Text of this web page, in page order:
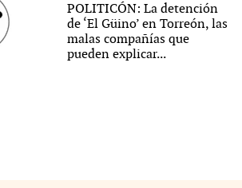
POLITICÓN: La detención
de ‘El Güino’ en Torreón, las
malas compañías que
pueden explicar...